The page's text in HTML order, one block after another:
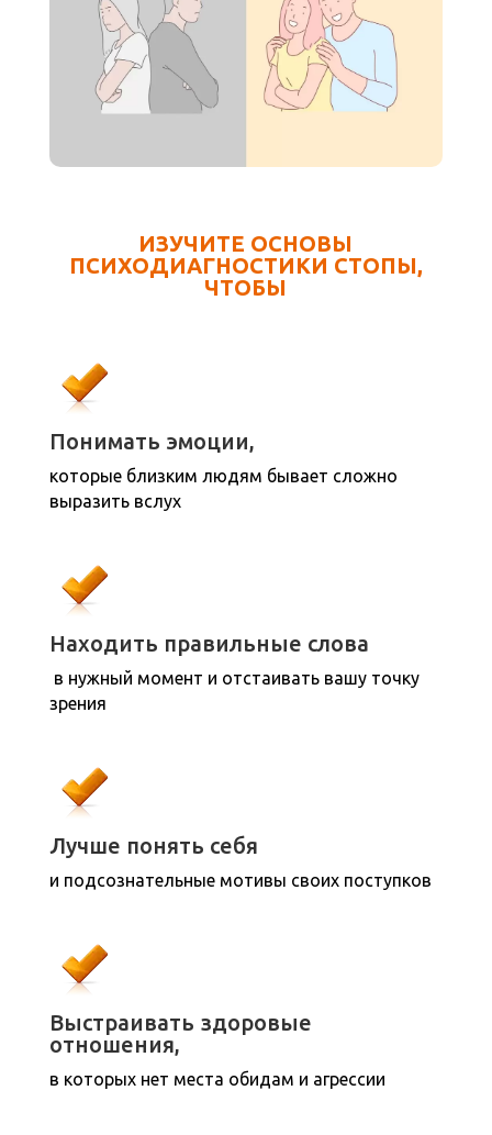
ИЗУЧИТЕ ОСНОВЫ
ПСИХОДИАГНОСТИКИ СТОПЫ,
ЧТОБЫ
Понимать эмоции,
которые близким людям бывает сложно
выразить вслух
Находить правильные слова
в нужный момент и отстаивать вашу точку
зрения
Лучше понять себя
и подсознательные мотивы своих поступков
Выстраивать здоровые
отношения,
в которых нет места обидам и агрессии